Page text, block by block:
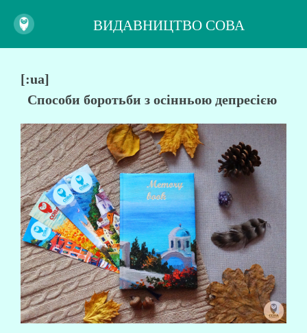
ВИДАВНИЦТВО СОВА
[:ua]
Способи боротьби з осінньою депресією